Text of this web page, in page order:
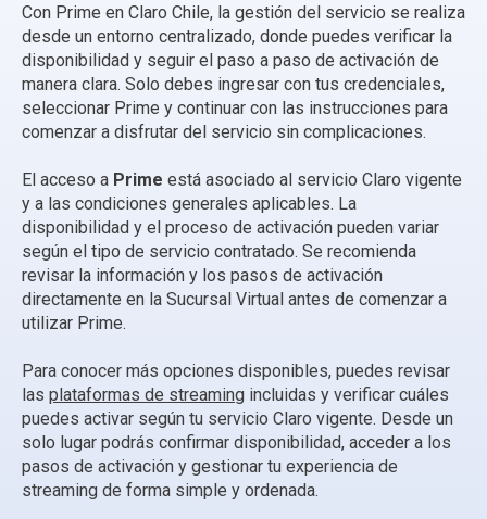
Con Prime en Claro Chile, la gestión del servicio se realiza
desde un entorno centralizado, donde puedes verificar la
disponibilidad y seguir el paso a paso de activación de
manera clara. Solo debes ingresar con tus credenciales,
seleccionar Prime y continuar con las instrucciones para
comenzar a disfrutar del servicio sin complicaciones.
El acceso a Prime está asociado al servicio Claro vigente
y a las condiciones generales aplicables. La
disponibilidad y el proceso de activación pueden variar
según el tipo de servicio contratado. Se recomienda
revisar la información y los pasos de activación
directamente en la Sucursal Virtual antes de comenzar a
utilizar Prime.
Para conocer más opciones disponibles, puedes revisar
las plataformas de streaming incluidas y verificar cuáles
puedes activar según tu servicio Claro vigente. Desde un
solo lugar podrás confirmar disponibilidad, acceder a los
pasos de activación y gestionar tu experiencia de
streaming de forma simple y ordenada.